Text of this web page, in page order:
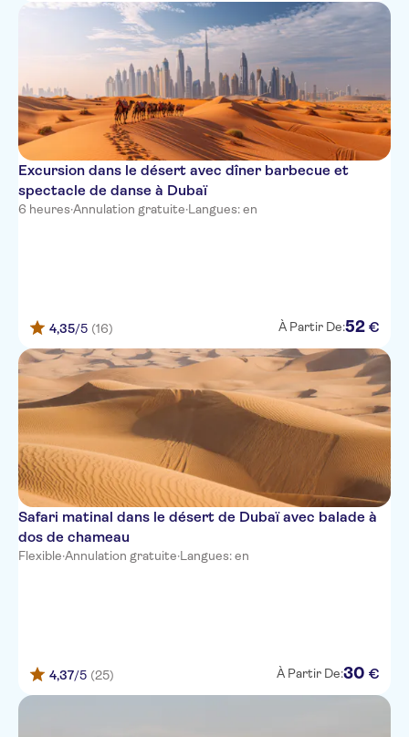
J5 Hotels Bur Dubai
Sofitel Dubai the Palm
Sea View Hotel Al Mina
Fairmont Dubai SZR
Sheraton Dubai Creek Hotel &
Towers
Premier Inn Dubai Silicon Oasis
Residence
Montreal Barsha Hotel (Former
Carlton Al Barsha Hotel)
Crowne Plaza Dubai Marina
Mercure Dubai Barsha Heights
Hotel Apartments
DAMAC Maison AYKON City
Hotel Apartments
Crowne Plaza Dubai Jumeirah,
an IHG Hotel
Airport, an IHG Hotel
Excursion dans le désert avec dîner barbecue et
spectacle de danse à Dubaï
6 heures·Annulation gratuite·Langues: en
4,35/5 (16) À Partir De:52 €
Safari matinal dans le désert de Dubaï avec balade à
dos de chameau
Flexible·Annulation gratuite·Langues: en
4,37/5 (25) À Partir De:30 €